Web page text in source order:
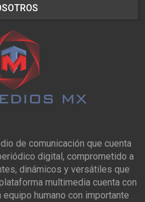
de comunicación que cuenta
digital, comprometido a
dinámicos y versátiles que
multimedia cuenta con
humano con importante